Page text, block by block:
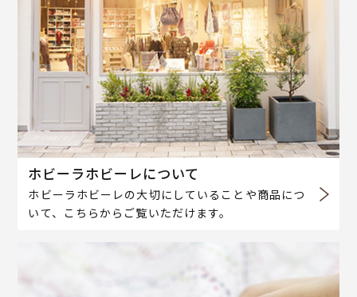
ホビーラホビーレについて
ホビーラホビーレの大切にしていることや商品につ
いて、こちらからご覧いただけます。